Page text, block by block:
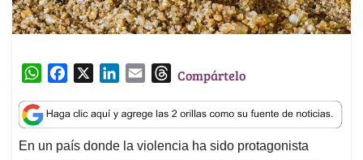
W
a
t
s
c
e
b
n
k
e
a
i
l
T
r
e
a
Compártelo
En un país donde la violencia ha sido protagonista